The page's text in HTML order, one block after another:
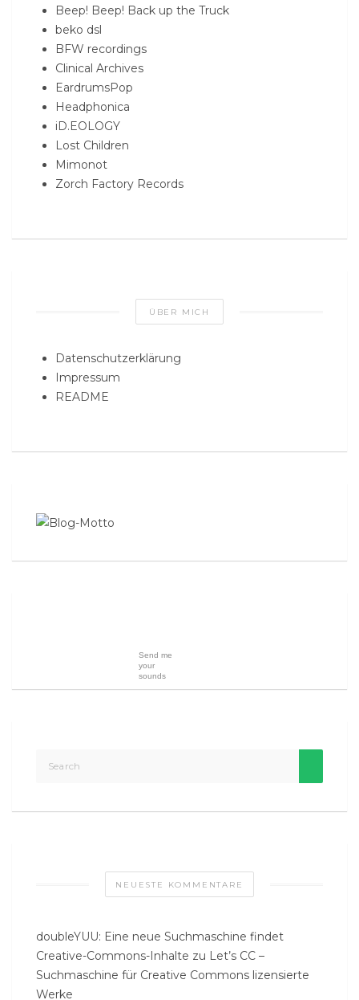
Beep! Beep! Back up the Truck
beko dsl
BFW recordings
Clinical Archives
EardrumsPop
Headphonica
iD.EOLOGY
Lost Children
Mimonot
Zorch Factory Records
ÜBER MICH
Datenschutzerklärung
Impressum
README
Send me
your
sounds
NEUESTE KOMMENTARE
doubleYUU: Eine neue Suchmaschine findet
Creative-Commons-Inhalte zu Let’s CC –
Suchmaschine für Creative Commons lizensierte
Werke